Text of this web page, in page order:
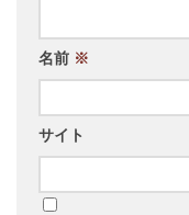
名前 ※
サイト